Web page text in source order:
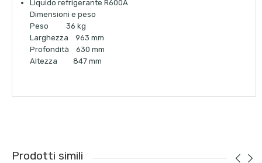
Liquido refrigerante R600A
Dimensioni e peso
Peso 36 kg
Larghezza 963 mm
Profondità 630 mm
Altezza 847 mm
Prodotti simili